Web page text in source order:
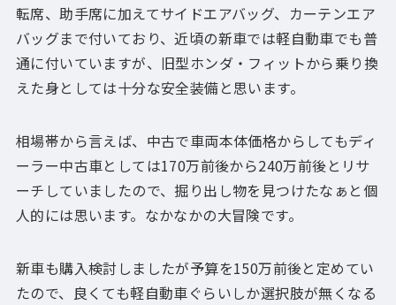
転席、助手席に加えてサイドエアバッグ、カーテンエア
バッグまで付いており、近頃の新車では軽自動車でも普
通に付いていますが、旧型ホンダ・フィットから乗り換
えた身としては十分な安全装備と思います。
相場帯から言えば、中古で車両本体価格からしてもディ
ーラー中古車としては170万前後から240万前後とリサ
ーチしていましたので、掘り出し物を見つけたなぁと個
人的には思います。なかなかの大冒険です。
新車も購入検討しましたが予算を150万前後と定めてい
たので、良くても軽自動車ぐらいしか選択肢が無くなる